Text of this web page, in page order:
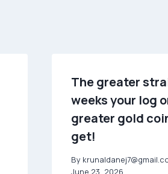
The greater
weeks your log
greater gold
get!
By
June 23, 2026